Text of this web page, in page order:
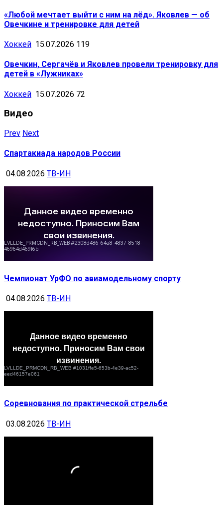
«Любой мечтает выйти с ним на лёд». Яковлев — об
Овечкине и тренировке для детей
Хоккей 15.07.2026 119
Овечкин, Сергачёв и Яковлев провели тренировку для
детей в «Лужниках»
Хоккей 15.07.2026 72
Видео
Prev Next
Спартакиада народов России
04.08.2026 ТВ-ИН
Чемпионат УрФО по авиамодельному спорту
04.08.2026 ТВ-ИН
Соревнования по практической стрельбе
03.08.2026 ТВ-ИН